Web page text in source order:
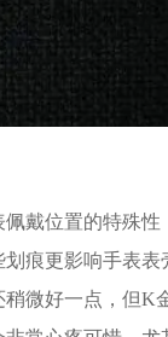
位置的特殊性
痕更影响手表
微好一点，但K